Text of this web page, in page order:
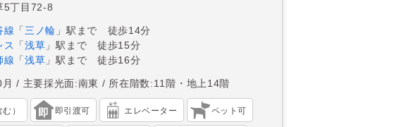
5丁目72-8
線 「 三ノ輪 」駅まで 徒歩14分
ス
「浅草 」駅まで 徒歩15分
線 「浅草 」駅まで 徒歩16分
主要採光面:南東 所在階数:11階・地上14階
） 即引渡可 エレベーター ペット可